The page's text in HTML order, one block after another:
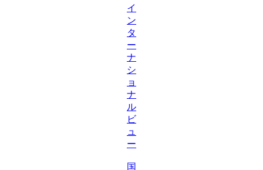
イ
ン
タ
ー
ナ
シ
ョ
ナ
ル
ビ
ュ
ー
国